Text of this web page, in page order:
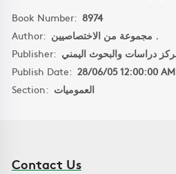
Book Number: 8974
Author:
مجموعة من الاختصاصيين .
Publisher:
Publish Date: 28/06/05 12:00:00 AM
Section: العموميات
Contact Us